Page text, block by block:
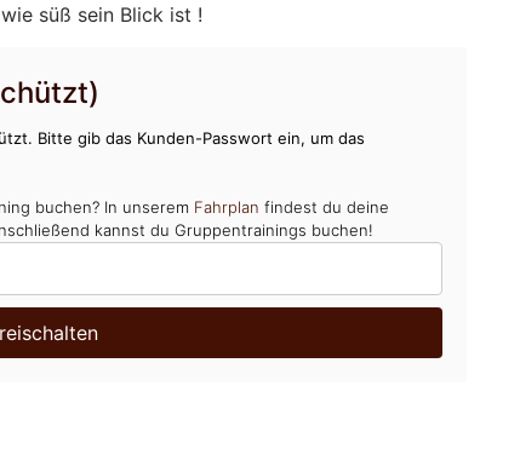
süß sein Blick ist !
Bitte gib das Kunden-Passwort ein, um das
buchen? In unserem Fahrplan findest du deine
kannst du Gruppentrainings buchen!